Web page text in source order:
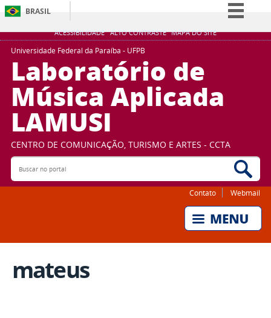
ACESSIBILIDADE ALTO CONTRASTE MAPA DO SITE
BRASIL
Simplifique!
Participe
Acesso à informação
Legislação
Universidade Federal da Paraíba - UFPB
Laboratório de
Música Aplicada
LAMUSI
CENTRO DE COMUNICAÇÃO, TURISMO E ARTES - CCTA
Buscar no portal
Contato Webmail
mateus